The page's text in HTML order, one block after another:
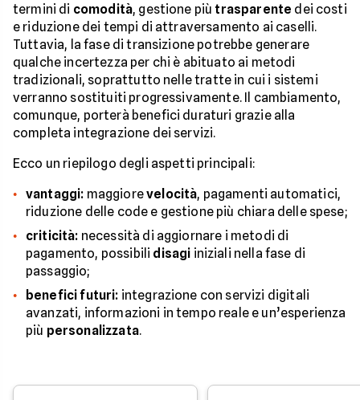
termini di comodità, gestione più trasparente dei costi
e riduzione dei tempi di attraversamento ai caselli.
Tuttavia, la fase di transizione potrebbe generare
qualche incertezza per chi è abituato ai metodi
tradizionali, soprattutto nelle tratte in cui i sistemi
verranno sostituiti progressivamente. Il cambiamento,
comunque, porterà benefici duraturi grazie alla
completa integrazione dei servizi.
Ecco un riepilogo degli aspetti principali:
vantaggi: maggiorevelocità, pagamenti automatici,
riduzione delle code e gestione più chiara delle spese;
criticità: necessità di aggiornare i metodi di
pagamento, possibili disagi iniziali nella fase di
passaggio;
benefici futuri: integrazione con servizi digitali
avanzati, informazioni in tempo reale e un’esperienza
più personalizzata.